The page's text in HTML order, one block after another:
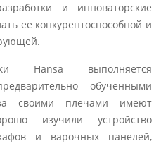
и инноваторские
ее конкурентоспособной и
Hansa выполняется
обученными
своими плечами имеют
изучили устройство
и варочных панелей,